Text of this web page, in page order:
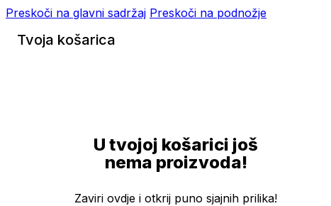
Preskoči na glavni sadržaj Preskoči na podnožje
Tvoja košarica
U tvojoj košarici još
nema proizvoda!
Zaviri ovdje i otkrij puno sjajnih prilika!